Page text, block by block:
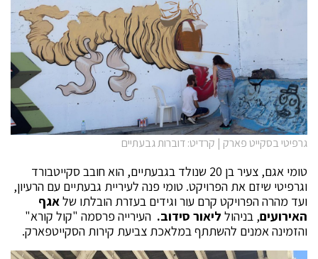
גרפיטי בסקייט פארק | קרדיט: דוברות גבעתיים
טומי אגם, צעיר בן 20 שנולד בגבעתיים, הוא חובב סקייטבורד
וגרפיטי שיזם את הפרויקט. טומי פנה לעיריית גבעתיים עם הרעיון,
ועד מהרה הפרויקט קרם עור וגידים בעזרת הובלתו שלאגף
האירועים, בניהול ליאור סידוב. העירייה פרסמה "קול קורא"
והזמינה אמנים להשתתף במלאכת צביעת קירות הסקייטפארק.